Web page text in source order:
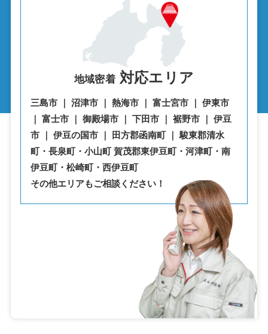
地域密着対応エリア
三島市 ｜ 沼津市 ｜ 熱海市 ｜ 富士宮市 ｜ 伊東市
｜ 富士市 ｜ 御殿場市 ｜ 下田市 ｜ 裾野市 ｜ 伊豆
市 ｜ 伊豆の国市 ｜ 田方郡函南町 ｜ 駿東郡清水
町・⾧泉町・小山町 賀茂郡東伊豆町・河津町・南
伊豆町・松崎町・西伊豆町
その他エリアもご相談ください！